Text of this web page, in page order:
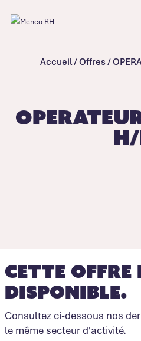
Accueil/Offres/
Cette offre
disponible.
Consultez ci-dessous nos
le même secteur d'activité.